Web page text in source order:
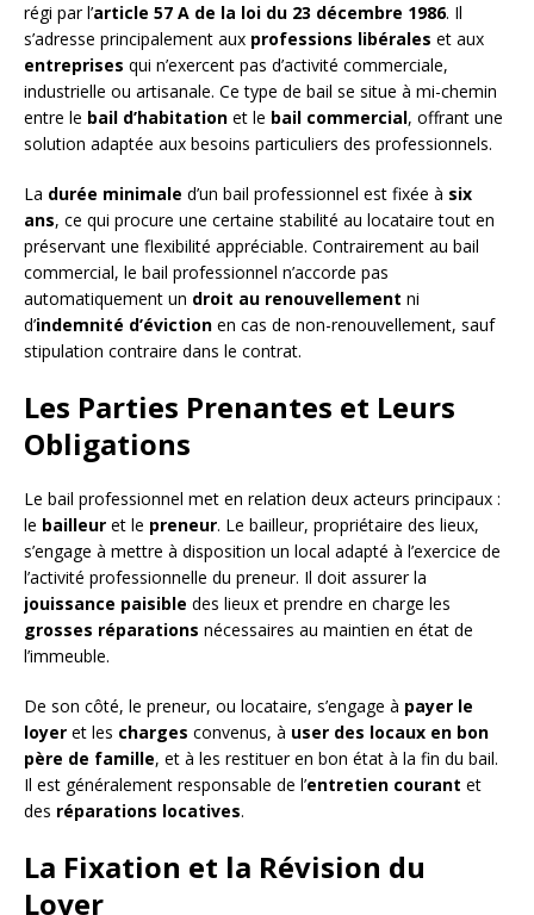
régi par l’article 57 A de la loi du 23 décembre 1986. Il
s’adresse principalement aux professions libérales et aux
entreprises qui n’exercent pas d’activité commerciale,
industrielle ou artisanale. Ce type de bail se situe à mi-chemin
entre le bail d’habitation et le bail commercial, offrant une
solution adaptée aux besoins particuliers des professionnels.
La durée minimale d’un bail professionnel est fixée à six
ans, ce qui procure une certaine stabilité au locataire tout en
préservant une flexibilité appréciable. Contrairement au bail
commercial, le bail professionnel n’accorde pas
automatiquement un droit au renouvellement ni
d’indemnité d’éviction en cas de non-renouvellement, sauf
stipulation contraire dans le contrat.
Les Parties Prenantes et Leurs
Obligations
Le bail professionnel met en relation deux acteurs principaux :
le bailleur et le preneur. Le bailleur, propriétaire des lieux,
s’engage à mettre à disposition un local adapté à l’exercice de
l’activité professionnelle du preneur. Il doit assurer la
jouissance paisible des lieux et prendre en charge les
grosses réparations nécessaires au maintien en état de
l’immeuble.
De son côté, le preneur, ou locataire, s’engage à payer le
loyer et les charges convenus, à user des locaux en bon
père de famille, et à les restituer en bon état à la fin du bail.
Il est généralement responsable de l’entretien courant et
des réparations locatives.
La Fixation et la Révision du
Loyer